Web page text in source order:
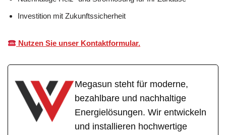
Investition mit Zukunftssicherheit
Nutzen Sie unser Kontaktformular.
Megasun steht für moderne,
bezahlbare und nachhaltige
Energielösungen. Wir entwickeln
und installieren hochwertige